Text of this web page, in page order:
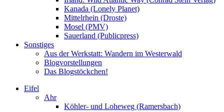
Kanada (Lonely Planet)
Mittelrhein (Droste)
Mosel (PMV)
Sauerland (Publicpress)
Sonstiges
Aus der Werkstatt: Wandern im Westerwald
Blogvorstellungen
Das Blogstöckchen!
Eifel
Ahr
Köhler- und Loheweg (Ramersbach)